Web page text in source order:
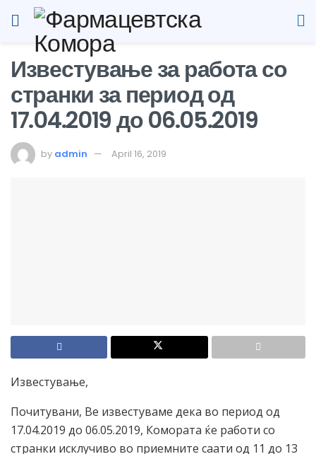
Известување за работа со
странки за период од
17.04.2019 до 06.05.2019
by admin April 16, 2019
Известување,
Почитувани, Ве известуваме дека во период од
17.04.2019 до 06.05.2019, Комората ќе работи со
странки исклучиво во приемните саати од 11 до 13